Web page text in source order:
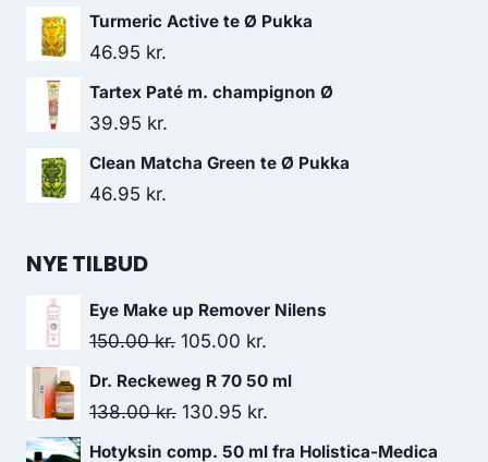
Turmeric Active te Ø Pukka
46.95 kr.
Tartex Paté m. champignon Ø
39.95 kr.
Clean Matcha Green te Ø Pukka
46.95 kr.
NYE TILBUD
Eye Make up Remover Nilens
150.00kr. Den
oprindelige
pris
105.00 kr.
aktuelle
Dr. Reckeweg R 70 50 ml
138.00kr. Den
oprindelige
130.95 kr.
aktuelle
Hotyksin comp. 50 ml fra Holistica-Medica